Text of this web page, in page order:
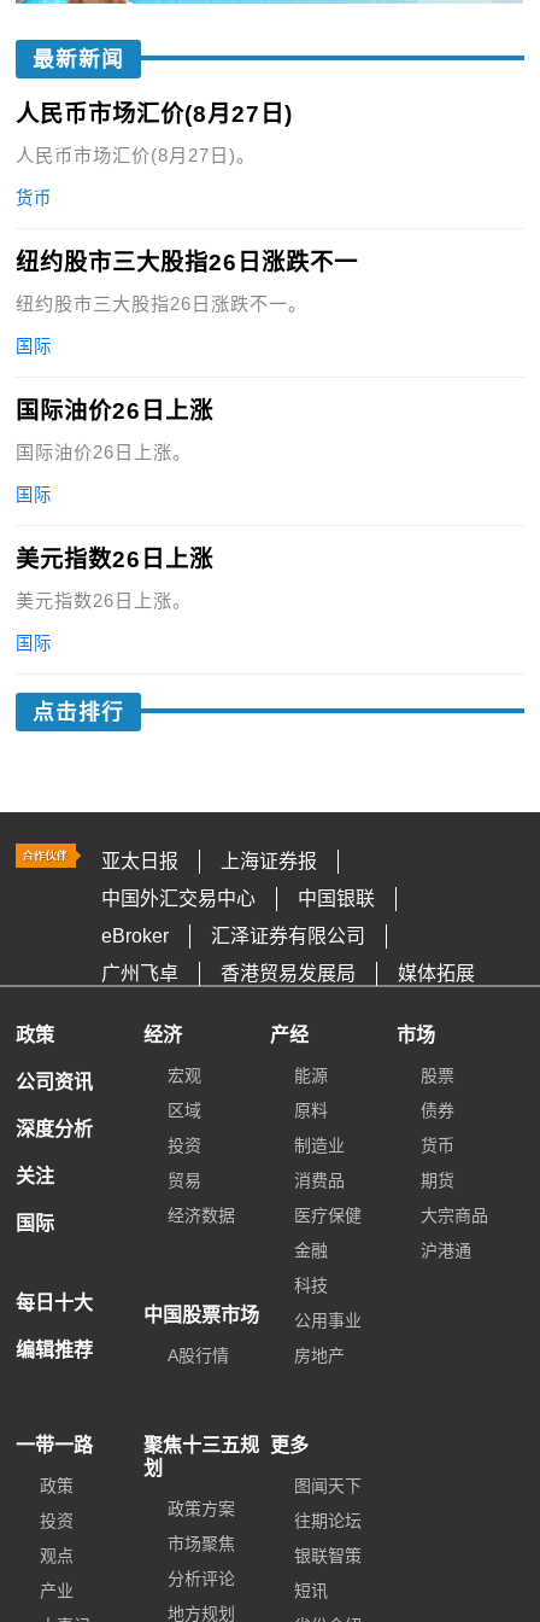
最新新闻
人民币市场汇价(8月27日)
人民币市场汇价(8月27日)。
货币
纽约股市三大股指26日涨跌不一
纽约股市三大股指26日涨跌不一。
国际
国际油价26日上涨
国际油价26日上涨。
国际
美元指数26日上涨
美元指数26日上涨。
国际
点击排行
亚太日报
上海证券报
中国外汇交易中心
中国银联
eBroker
汇泽证券有限公司
广州飞卓
香港贸易发展局 媒体拓展
政策
公司资讯
深度分析
关注
国际
每日十大
编辑推荐
经济
宏观
区域
投资
贸易
经济数据
中国股票市场
A股行情
产经
能源
原料
制造业
消费品
医疗保健
金融
科技
公用事业
房地产
市场
股票
债券
货币
期货
大宗商品
沪港通
一带一路
政策
投资
观点
产业
聚焦十三五规
划
政策方案
市场聚焦
分析评论
地方规划
更多
图闻天下
往期论坛
银联智策
短讯